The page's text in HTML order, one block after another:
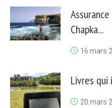
Chapka...
16 mars
Livres qui
20 mars